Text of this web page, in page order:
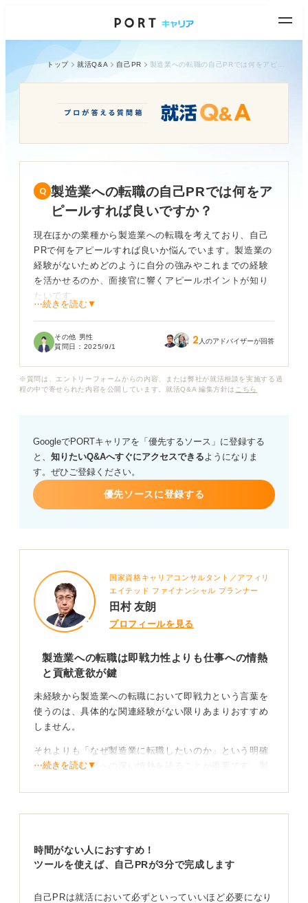
トップ 就活Q&A 自己PR
製造業への転職の自己PRでは何をア
ピールすれば良いですか？
現在ほかの業種から製造業への転職を考えており、自己
PRで何をアピールすれば良いか悩んでいます。製造業の
経験がないためどのように自分の強みやこれまでの経験
を活かせるのか、面接官に響くアピールポイントが知り
たいです。
のですが、具体的にどのような点を強調すれば良いでし
どのように製造業と結びつけて話せば良いのか悩んでい
を効果的に伝えるにはどうすれば良いのか教えていただ
きたいです。
また異業種からの転職の場合どのような視点で自己PRを
組み立てれば、採用担当者に「この人は即戦力になる」
⋯続きを読む▼
その他 男性
質問日： 2025/9/1 2 人のアドバイザーが回答
※質問は、エントリーフォームからの内容、または弊社が就活相談を実施する過
程の中で寄せられた内容を公開しています。就活Q&A 編集方針は こちら
GoogleでPORTキャリアを「優先するソース」に登録する
と、 知りたいQ&Aへすぐにアクセスできるようになりま
す。ぜひご登録ください。
優先ソースに登録する
国家資格キャリアコンサルタント／アフィリ
エイテッド ファイナンシャル プランナー
田村 友朗
プロフィールを見る
製造業への転職は即戦力性よりも仕事への情熱
と貢献意欲が鍵
未経験から製造業への転職において即戦力という言葉を
使うのは、具体的な関連経験がない限りあまりおすすめ
しません。
それよりも「なぜ製造業に転職したいのか」という明確
な動機と、業界への深い情熱を語ることが重要です。製
どさまざまな職種があります。
製造業の研究開発は日々の業務で数多くの課題に直面
し、それを解決していくプロセスそのものです。
⋯続きを読む▼
時間がない人におすすめ！
ツールを使えば、自己PRが3分で完成します
自己PRは就活において必ずといっていいほど必要になり